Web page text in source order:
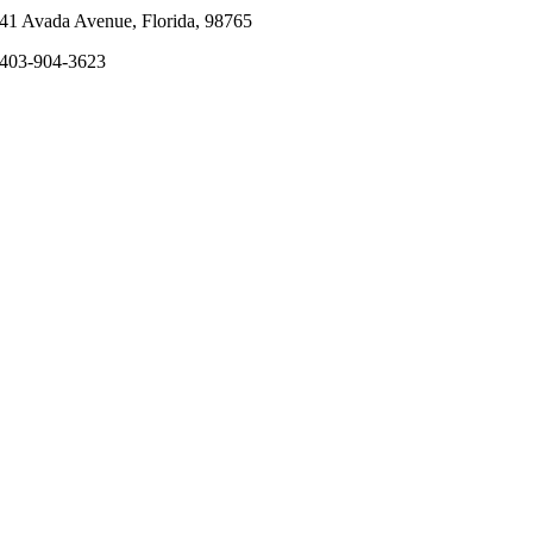
41 Avada Avenue, Florida, 98765
403-904-3623